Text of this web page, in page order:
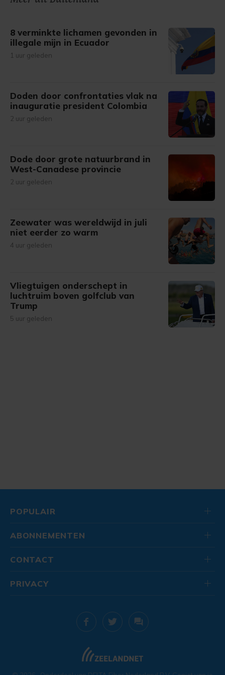
8 verminkte lichamen gevonden in
illegale mijn in Ecuador
1 uur geleden
Doden door confrontaties vlak na
inauguratie president Colombia
2 uur geleden
Dode door grote natuurbrand in
West-Canadese provincie
2 uur geleden
Zeewater was wereldwijd in juli
niet eerder zo warm
4 uur geleden
Vliegtuigen onderschept in
luchtruim boven golfclub van
Trump
5 uur geleden
POPULAIR
ABONNEMENTEN
CONTACT
PRIVACY